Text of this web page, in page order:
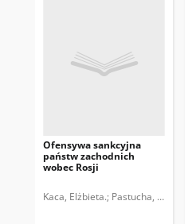
Ofensywa sankcyjna
państw zachodnich
wobec Rosji
Kaca, Elżbieta. Pastucha, Tymon.